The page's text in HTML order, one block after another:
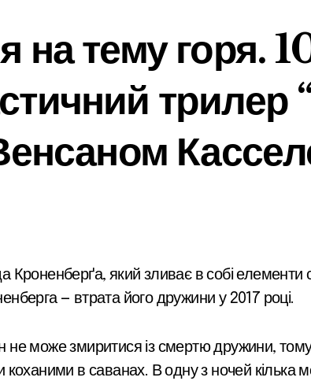
на тему горя.
трилер
— втрата його дружини у 2017 році.
в саванах. В одну з ночей кілька